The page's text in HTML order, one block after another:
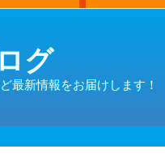
グ
最新情報をお届けします！